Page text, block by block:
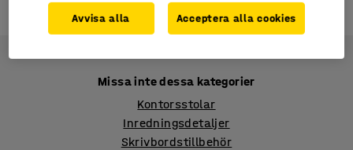
0 produkter
Missa inte dessa kategorier
Kontorsstolar
Inredningsdetaljer
Skrivbordstillbehör
Avvisa alla Acceptera alla cookies